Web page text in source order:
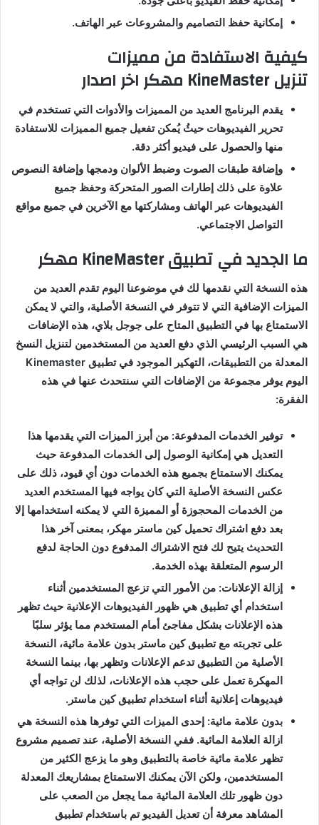
إمكانية حفظ التصاميم والمشروعات عبر الهاتف.
كيفية الاستفادة من مميزات
تنزيلKineMaster مهكر اخر اصدار
يقدم البرنامج العديد من المميزات والأدوات التي تستخدم في
تحرير الفيديوهات حيثُ يُمكن تفعيل جميع المميزات للاستفادة
منها والحصول على فيديو أكثر دقة.
وإضافة طبقات الصوت وضبط الألوان ودمجها وإضافة النصوص
علاوة على ذلك إطارات الصور المتحركة وحفظ جميع
الفيديوهات عبر الهاتف ومشاركتها مع الآخرين في جميع مواقع
التواصل الاجتماعي.
ما الجديد في تطبيق KineMaster مهكر
هذه النسخة التي نقدمها لك في موضوعنا اليوم تقدم العديد من
الميزات الإضافية التي لا تتوفر في النسخة الأصلية، والتي لا يمكن
الاستمتاع بها في التطبيق المتاح على جوجل بلاي، هذه الإضافات
هي السبب الرئيسي الذي دفع العديد من المستخدمين لتنزيل النسخ
المعدلة من التطبيقات، التهكير الموجود في تطبيق Kinemaster
اليوم يوفر مجموعة من الإضافات التي سنتحدث عنها في هذه
الفقرة:
توفير الخدمات المدفوعة: من أبرز الميزات التي يقدمها هذا
التعديل هي إمكانية الوصول إلى الخدمات المدفوعة حيث
يمكنك الاستمتاع بجميع هذه الخدمات دون أي قيود، ذلك على
عكس النسخة الأصلية التي كان يواجه فيها المستخدم العديد
من الخدمات المحجوزة أو المميزة التي لا يمكنه استخدامها إلا
بعد دفع اشتراك تحميل كين ماستر مهكر، بمعنى آخر هذا
التحديث يتيح لك فتح الاشتراك المدفوع دون الحاجة لدفع
الرسوم المتعلقة بهذه الخدمة.
إزالة الإعلانات: من الأمور التي تزعج المستخدمين أثناء
استخدام أي تطبيق هي ظهور الفيديوهات الإعلانية حيث تظهر
هذه الإعلانات بشكل مفاجئ أمام المستخدم مما يؤثر سلبًا
على تجربته مع تطبيق كين ماستر بدون علامة مائية، النسخة
الأصلية من التطبيق تدعم الإعلانات وتظهر بها، بينما النسخة
المهكرة تعمل على حجب هذه الإعلانات، لذلك لن تواجه أي
فيديوهات إعلانية أثناء استخدام تطبيق كين ماستر.
بدون علامة مائية: إحدى الميزات التي توفرها هذه النسخة هي
ازالة العلامة المائية. ففي النسخة الأصلية، عند تصميم مشروع
تظهر علامة مائية خاصة بالتطبيق وهو ما يزعج الكثير من
المستخدمين، ولكن الآن يمكنك الاستمتاع بمشاريعك المعدلة
دون ظهور تلك العلامة المائية مما يجعل من الصعب على
المشاهد معرفة أن تعديل الفيديو تم باستخدام تطبيق